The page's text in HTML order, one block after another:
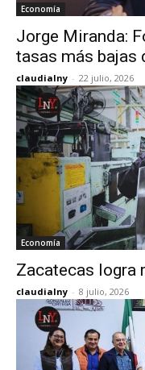
Economía
Jorge Miranda:
tasas más bajas
claudialny - 22 julio, 2026
Economía
Zacatecas logra
claudialny - 8 julio, 2026